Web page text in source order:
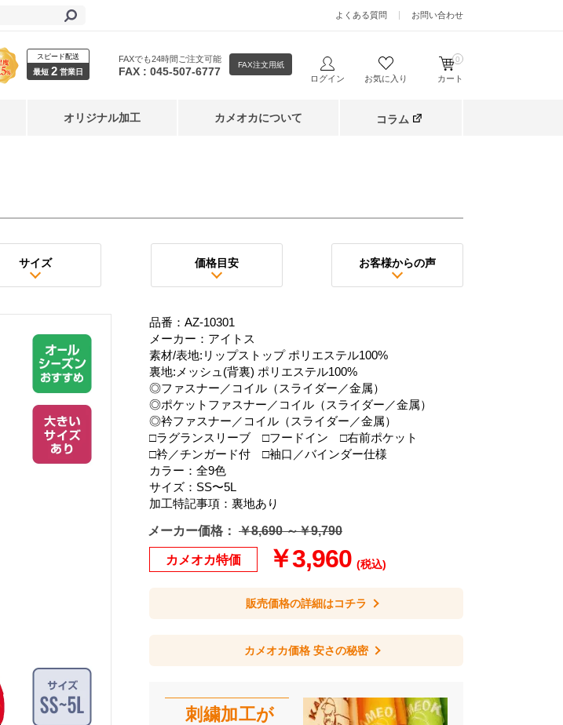
よくある質問 お問い合わせ
スピード配送
最短 2 営業日
FAXでも24時間ご注文可能
FAX : 045-507-6777 FAX注文用紙
ログイン お気に入り カート
0
オリジナル加工 カメオカについて コラム
サイズ 価格目安 お客様からの声
品番：AZ-10301
メーカー：アイトス
素材/表地:リップストップ ポリエステル100%
裏地:メッシュ(背裏) ポリエステル100%
◎ファスナー／コイル（スライダー／金属）
◎ポケットファスナー／コイル（スライダー／金属）
◎衿ファスナー／コイル（スライダー／金属）
□ラグランスリーブ □フードイン □右前ポケット
□衿／チンガード付 □袖口／バインダー仕様
カラー：全9色
サイズ：SS〜5L
加工特記事項：裏地あり
メーカー価格： ￥8,690 ～￥9,790
カメオカ特価 ￥3,960 (税込)
販売価格の詳細はコチラ
カメオカ価格 安さの秘密
刺繍加工が